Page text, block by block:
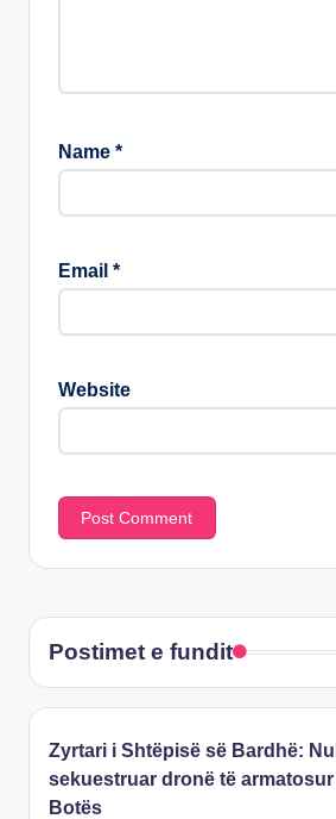
Name *
Email *
Website
Postimet e fundit
Zyrtari i Shtëpisë së Bardhë:
sekuestruar dronë të
Botës